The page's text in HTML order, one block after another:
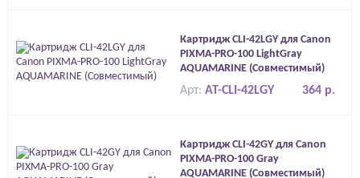
Картридж CLI-42LGY для Canon
PIXMA-PRO-100 LightGray
AQUAMARINE (Совместимый)
364 р.
Арт:AT-CLI-42LGY
Картридж CLI-42GY для Canon
PIXMA-PRO-100 Gray
AQUAMARINE (Совместимый)